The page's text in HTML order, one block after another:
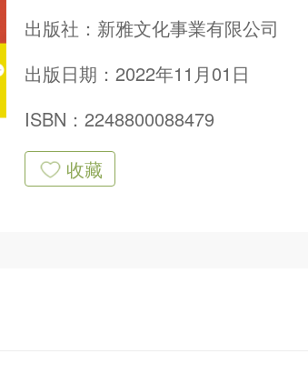
出版社： 新雅文化事業有限公司
出版日期：2022年11月01日
ISBN：2248800088479
收藏